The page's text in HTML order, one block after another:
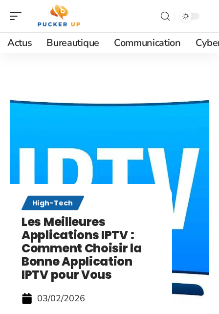
Actus Bureautique Communication
High-Tech
Les Meilleures
Applications IPTV :
Comment Choisir la
Bonne Application
IPTV pour Vous
03/02/2026